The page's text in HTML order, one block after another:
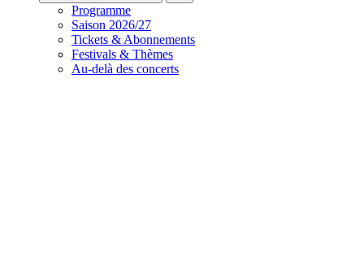
Programme
Saison 2026/27
Tickets & Abonnements
Festivals & Thèmes
Au-delà des concerts